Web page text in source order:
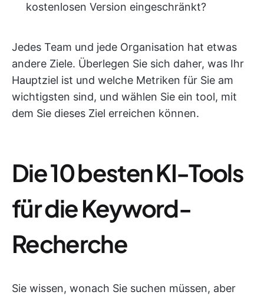
kostenlosen Version eingeschränkt?
Jedes Team und jede Organisation hat etwas
andere Ziele. Überlegen Sie sich daher, was Ihr
Hauptziel ist und welche Metriken für Sie am
wichtigsten sind, und wählen Sie ein tool, mit
dem Sie dieses Ziel erreichen können.
Die 10 besten KI-Tools
für die Keyword-
Recherche
Sie wissen, wonach Sie suchen müssen, aber